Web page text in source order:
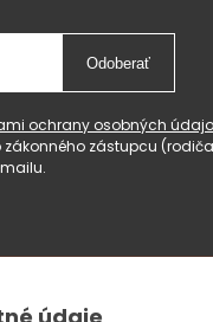
Odoberať
ochrany osobných
zákonného zástupcu